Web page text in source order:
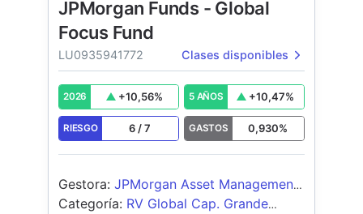
JPMorgan Funds - Global
Focus Fund
LU0935941772 Clases disponibles
2026 +10,56% 5 AÑOS +10,47%
RIESGO 6 /7 GASTOS 0,930%
Gestora: JPMorgan Asset Management
(Europe) S.à r.l.
Categoría: RV Global Cap. Grande